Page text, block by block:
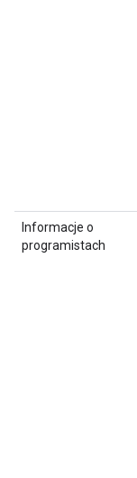
Informacje o
programistach